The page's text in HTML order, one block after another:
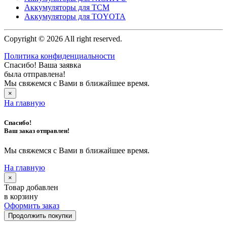
Аккумуляторы для TCM
Аккумуляторы для TOYOTA
Copyright © 2026 All right reserved.
Политика конфиденциальности
Спасибо! Ваша заявка
была отправлена!
Мы свяжемся с Вами в ближайшее время.
×
На главную
Спасибо!
Ваш заказ отправлен!
Мы свяжемся с Вами в ближайшее время.
На главную
×
Товар добавлен
в корзину
Оформить заказ
Продолжить покупки